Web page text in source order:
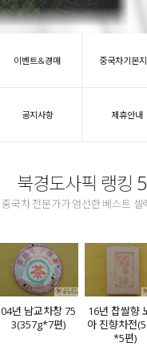
이벤트&경매 중국차기본
공지사항 제휴안내
북경도사픽 랭킹 5
중국차 전문가가 엄선한 베스트 셀
04년 남교차창 75
3(357g*7편)
16년 찹쌀향
아 진향차전
*5편)